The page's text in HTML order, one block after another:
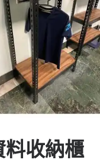
收納櫃